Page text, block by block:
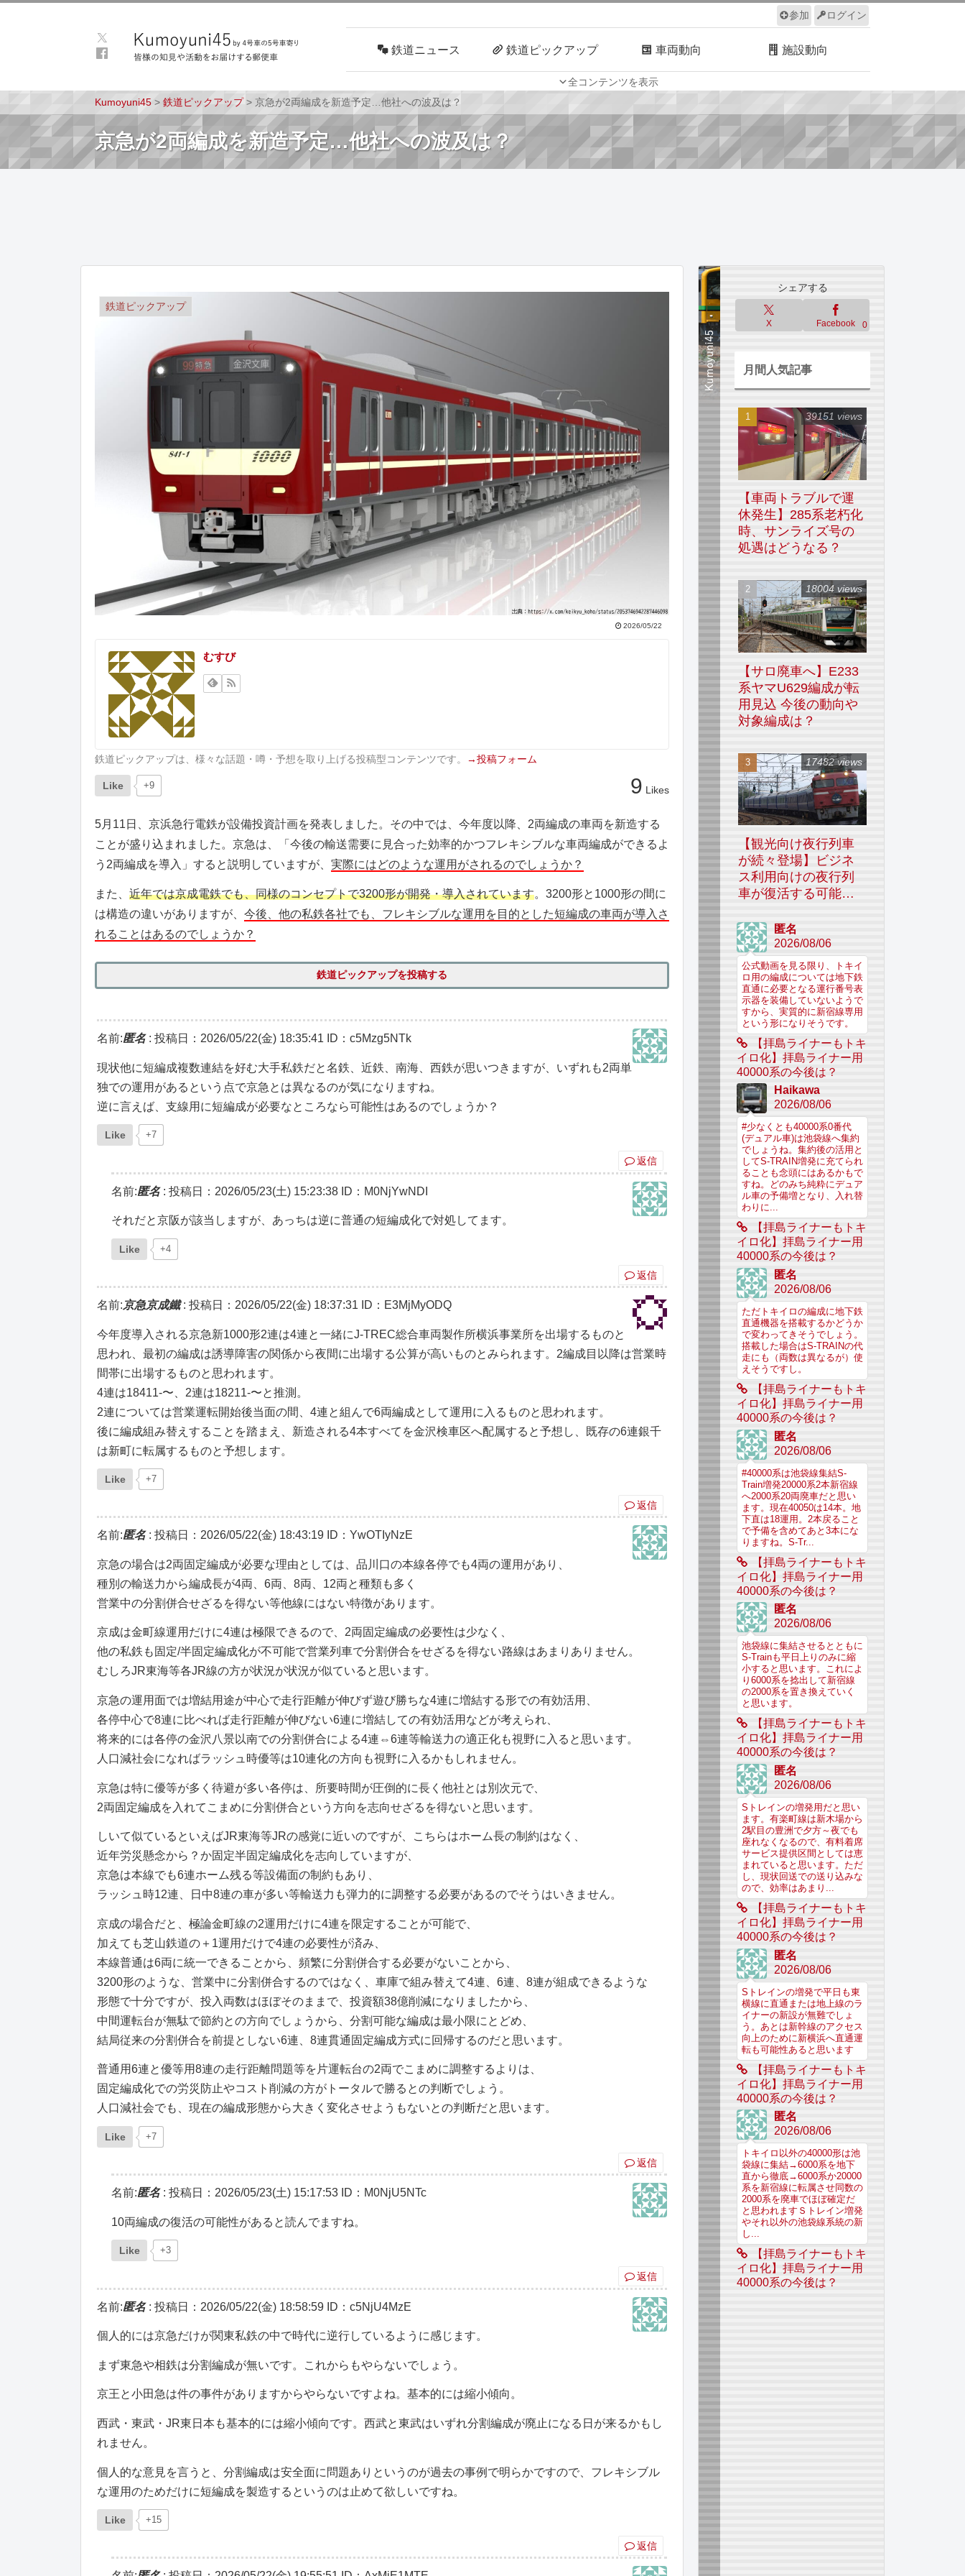
ログイン
参加
全コンテンツを表示
鉄道ニュース 鉄道ピックアップ 車両動向 施設動向
車両技術 路線探訪 ルール サイトについて
Kumoyuni45 > 鉄道ピックアップ> 京急が2両編成を新造予定…他社への波及は？
京急が2両編成を新造予定…他社への波及は？
鉄道ピックアップ
2026/05/22
むすび
鉄道ピックアップは、様々な話題・噂・予想を取り上げる投稿型コンテンツです。 →投稿フォーム
Like +9 9 Likes
5月11日、京浜急行電鉄が設備投資計画を発表しました。その中では、今年度以降、2両編成の車両を新造する
ことが盛り込まれました。京急は、「今後の輸送需要に見合った効率的かつフレキシブルな車両編成ができるよ
う2両編成を導入」すると説明していますが、 実際にはどのような運用がされるのでしょうか？
また、 近年では京成電鉄でも、同様のコンセプトで3200形が開発・導入されています。3200形と1000形の間に
は構造の違いがありますが、 今後、他の私鉄各社でも、フレキシブルな運用を目的とした短編成の車両が導入さ
れることはあるのでしょうか？
鉄道ピックアップを投稿する
名前:匿名: 投稿日：2026/05/22(金) 18:35:41 ID：c5Mzg5NTk
現状他に短編成複数連結を好む大手私鉄だと名鉄、近鉄、南海、西鉄が思いつきますが、いずれも2両単
独での運用があるという点で京急とは異なるのが気になりますね。
逆に言えば、支線用に短編成が必要なところなら可能性はあるのでしょうか？
Like +7
返信
名前:匿名: 投稿日：2026/05/23(土) 15:23:38 ID：M0NjYwNDI
それだと京阪が該当しますが、あっちは逆に普通の短編成化で対処してます。
Like +4
返信
名前:京急京成鐵: 投稿日：2026/05/22(金) 18:37:31 ID：E3MjMyODQ
今年度導入される京急新1000形2連は4連と一緒にJ-TREC総合車両製作所横浜事業所を出場するものと
思われ、最初の編成は誘導障害の関係から夜間に出場する公算が高いものとみられます。2編成目以降は営業時
間帯に出場するものと思われます。
4連は18411-〜、2連は18211-〜と推測。
2連については営業運転開始後当面の間、4連と組んで6両編成として運用に入るものと思われます。
後に編成組み替えすることを踏まえ、新造される4本すべてを金沢検車区へ配属すると予想し、既存の6連銀千
は新町に転属するものと予想します。
Like +7
返信
名前:匿名: 投稿日：2026/05/22(金) 18:43:19 ID：YwOTIyNzE
京急の場合は2両固定編成が必要な理由としては、品川口の本線各停でも4両の運用があり、
種別の輸送力から編成長が4両、6両、8両、12両と種類も多く
営業中の分割併合せざるを得ない等他線にはない特徴があります。
京成は金町線運用だけに4連は極限できるので、2両固定編成の必要性は少なく、
他の私鉄も固定/半固定編成化が不可能で営業列車で分割併合をせざるを得ない路線はあまりありません。
むしろJR東海等各JR線の方が状況が状況が似ていると思います。
京急の運用面では増結用途が中心で走行距離が伸びず遊び勝ちな4連に増結する形での有効活用、
各停中心で8連に比べれば走行距離が伸びない6連に増結しての有効活用などが考えられ、
将来的には各停の金沢八景以南での分割併合による4連⇔6連等輸送力の適正化も視野に入ると思います。
人口減社会になればラッシュ時優等は10連化の方向も視野に入るかもしれません。
京急は特に優等が多く待避が多い各停は、所要時間が圧倒的に長く他社とは別次元で、
2両固定編成を入れてこまめに分割併合という方向を志向せざるを得ないと思います。
しいて似ているといえばJR東海等JRの感覚に近いのですが、こちらはホーム長の制約はなく、
近年労災懸念から？か固定半固定編成化を志向していますが、
京急は本線でも6連ホーム残る等設備面の制約もあり、
ラッシュ時12連、日中8連の車が多い等輸送力も弾力的に調整する必要があるのでそうはいきません。
京成の場合だと、極論金町線の2運用だけに4連を限定することが可能で、
加えても芝山鉄道の＋1運用だけで4連の必要性が済み、
本線普通は6両に統一できることから、頻繁に分割併合する必要がないことから、
3200形のような、営業中に分割併合するのではなく、車庫で組み替えて4連、6連、8連が組成できるような
形態で十分ですが、投入両数はほぼそのままで、投資額38億削減になりましたから、
中間運転台が無駄で節約との方向でしょうから、分割可能な編成は最小限にとどめ、
結局従来の分割併合を前提としない6連、8連貫通固定編成方式に回帰するのだと思います。
普通用6連と優等用8連の走行距離問題等を片運転台の2両でこまめに調整するよりは、
固定編成化での労災防止やコスト削減の方がトータルで勝るとの判断でしょう。
人口減社会でも、現在の編成形態から大きく変化させようもないとの判断だと思います。
Like +7
返信
名前:匿名: 投稿日：2026/05/23(土) 15:17:53 ID：M0NjU5NTc
10両編成の復活の可能性があると読んでますね。
Like +3
返信
名前:匿名: 投稿日：2026/05/22(金) 18:58:59 ID：c5NjU4MzE
個人的には京急だけが関東私鉄の中で時代に逆行しているように感じます。
まず東急や相鉄は分割編成が無いです。これからもやらないでしょう。
京王と小田急は件の事件がありますからやらないですよね。基本的には縮小傾向。
西武・東武・JR東日本も基本的には縮小傾向です。西武と東武はいずれ分割編成が廃止になる日が来るかもし
れません。
個人的な意見を言うと、分割編成は安全面に問題ありというのが過去の事例で明らかですので、フレキシブル
な運用のためだけに短編成を製造するというのは止めて欲しいですね。
Like +15
返信
シェアする
X Facebook 0
月間人気記事
【車両トラブルで運
休発生】285系老朽化
時、サンライズ号の
処遇はどうなる？
39151 views
【サロ廃車へ】E233
系ヤマU629編成が転
用見込 今後の動向や
対象編成は？
18004 views
【観光向け夜行列車
が続々登場】ビジネ
ス利用向けの夜行列
車が復活する可能性
17482 views
匿名
2026/08/06
公式動画を見る限り、トキイ
ロ用の編成については地下鉄
直通に必要となる運行番号表
示器を装備していないようで
すから、実質的に新宿線専用
という形になりそうです。
【拝島ライナーもトキ
イロ化】拝島ライナー用
40000系の今後は？
Haikawa
2026/08/06
#少なくとも40000系0番代
(デュアル車)は池袋線へ集約
でしょうね。集約後の活用と
してS-TRAIN増発に充てられ
ることも念頭にはあるかもで
すね。どのみち純粋にデュア
ル車の予備増となり、入れ替
わりに...
【拝島ライナーもトキ
イロ化】拝島ライナー用
40000系の今後は？
匿名
2026/08/06
ただトキイロの編成に地下鉄
直通機器を搭載するかどうか
で変わってきそうでしょう。
搭載した場合はS-TRAINの代
走にも（両数は異なるが）使
えそうですし。
【拝島ライナーもトキ
イロ化】拝島ライナー用
40000系の今後は？
匿名
2026/08/06
#40000系は池袋線集結S-
Train増発20000系2本新宿線
へ2000系20両廃車だと思い
ます。現在40050は14本。地
下直は18運用。2本戻ること
で予備を含めてあと3本にな
りますね。S-Tr...
【拝島ライナーもトキ
イロ化】拝島ライナー用
40000系の今後は？
匿名
2026/08/06
池袋線に集結させるとともに
S-Trainも平日上りのみに縮
小すると思います。これによ
り6000系を捻出して新宿線
の2000系を置き換えていく
と思います。
【拝島ライナーもトキ
イロ化】拝島ライナー用
40000系の今後は？
匿名
2026/08/06
Sトレインの増発用だと思い
ます。有楽町線は新木場から
2駅目の豊洲で夕方～夜でも
座れなくなるので、有料着席
サービス提供区間としては恵
まれていると思います。ただ
し、現状回送での送り込みな
ので、効率はあまり...
【拝島ライナーもトキ
イロ化】拝島ライナー用
40000系の今後は？
匿名
2026/08/06
Sトレインの増発で平日も東
横線に直通または地上線のラ
イナーの新設が無難でしょ
う。あとは新幹線のアクセス
向上のために新横浜へ直通運
転も可能性あると思います
【拝島ライナーもトキ
イロ化】拝島ライナー用
40000系の今後は？
匿名
2026/08/06
トキイロ以外の40000形は池
袋線に集結→6000系を地下
直から徹底→6000系か20000
系を新宿線に転属させ同数の
2000系を廃車でほぼ確定だ
と思われますＳトレイン増発
やそれ以外の池袋線系統の新
し...
【拝島ライナーもトキ
イロ化】拝島ライナー用
40000系の今後は？